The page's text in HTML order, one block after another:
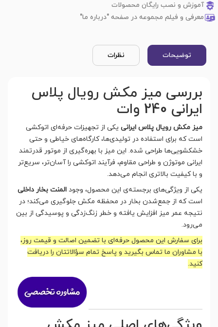
آموزش و نصب رایگان محصولات
معرفی و فیلم مجموعه در صفحه "درباره ما"
توضیحات نظرات
بررسی میز مکش رویال پلاس
ایرانی 240 وات
میز مکش رویال پلاس ایرانی یکی از تجهیزات حرفه‌ای اتوکشی
است که برای استفاده در تولیدی‌ها، کارگاه‌های خیاطی و حتی
خشکشویی‌ها طراحی شده. این میز با بهره‌گیری از موتور قدرتمند
ایرانی موتوژن و طراحی مقاوم، فرآیند اتوکشی را آسان‌تر، سریع‌تر
و با کیفیت بالاتری انجام می‌دهد.
یکی از ویژگی‌های برجسته‌ی این محصول، وجود المنت بخار داخلی
است که از جمع‌شدن بخار در محفظه مکش جلوگیری می‌کند؛ در
نتیجه عمر میز افزایش یافته و خطر زنگ‌زدگی و پوسیدگی از بین
می‌رود.
برای سفارش این محصول حرفه‌ای با تضمین اصالت و قیمت روز،
با مشاوران ما تماس بگیرید و پاسخ تمام سؤالاتتان را دریافت
کنید.